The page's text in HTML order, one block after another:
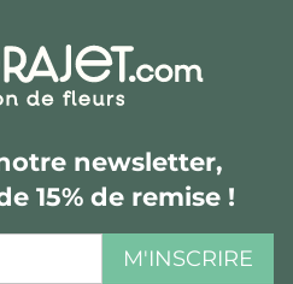
newsletter,
15% de remise !
M'INSCRIRE